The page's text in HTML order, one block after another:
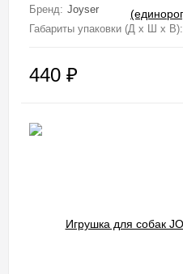
Бренд: Joyser
Габариты упаковки (Д х Ш х В):
440 ₽